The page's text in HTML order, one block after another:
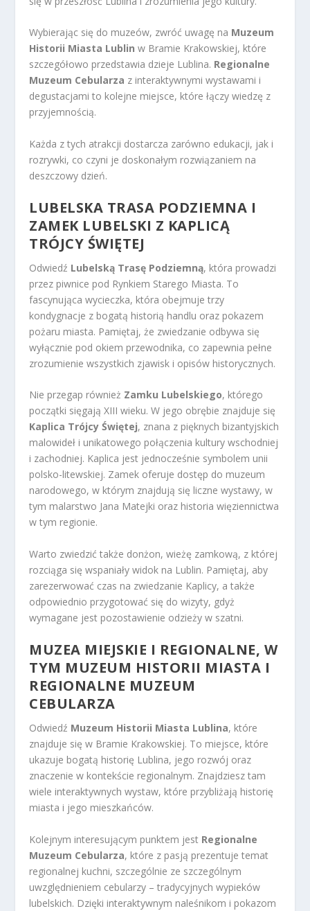
Wybierając się do muzeów, zwróć uwagę na Muzeum
Historii Miasta Lublin w Bramie Krakowskiej, które
szczegółowo przedstawia dzieje Lublina. Regionalne
Muzeum Cebularza z interaktywnymi wystawami i
degustacjami to kolejne miejsce, które łączy wiedzę z
przyjemnością.
Każda z tych atrakcji dostarcza zarówno edukacji, jak i
rozrywki, co czyni je doskonałym rozwiązaniem na
deszczowy dzień.
LUBELSKA TRASA PODZIEMNA I
ZAMEK LUBELSKI Z KAPLICĄ
TRÓJCY ŚWIĘTEJ
Odwiedź Lubelską Trasę Podziemną, która prowadzi
przez piwnice pod Rynkiem Starego Miasta. To
fascynująca wycieczka, która obejmuje trzy
kondygnacje z bogatą historią handlu oraz pokazem
pożaru miasta. Pamiętaj, że zwiedzanie odbywa się
wyłącznie pod okiem przewodnika, co zapewnia pełne
zrozumienie wszystkich zjawisk i opisów historycznych.
Nie przegap również Zamku Lubelskiego, którego
początki sięgają XIII wieku. W jego obrębie znajduje się
Kaplica Trójcy Świętej, znana z pięknych bizantyjskich
malowideł i unikatowego połączenia kultury wschodniej
i zachodniej. Kaplica jest jednocześnie symbolem unii
polsko-litewskiej. Zamek oferuje dostęp do muzeum
narodowego, w którym znajdują się liczne wystawy, w
tym malarstwo Jana Matejki oraz historia więziennictwa
w tym regionie.
Warto zwiedzić także donżon, wieżę zamkową, z której
rozciąga się wspaniały widok na Lublin. Pamiętaj, aby
zarezerwować czas na zwiedzanie Kaplicy, a także
odpowiednio przygotować się do wizyty, gdyż
wymagane jest pozostawienie odzieży w szatni.
MUZEA MIEJSKIE I REGIONALNE, W
TYM MUZEUM HISTORII MIASTA I
REGIONALNE MUZEUM
CEBULARZA
Odwiedź Muzeum Historii Miasta Lublina, które
znajduje się w Bramie Krakowskiej. To miejsce, które
ukazuje bogatą historię Lublina, jego rozwój oraz
znaczenie w kontekście regionalnym. Znajdziesz tam
wiele interaktywnych wystaw, które przybliżają historię
miasta i jego mieszkańców.
Kolejnym interesującym punktem jest Regionalne
Muzeum Cebularza, które z pasją prezentuje temat
regionalnej kuchni, szczególnie ze szczególnym
uwzględnieniem cebularzy – tradycyjnych wypieków
lubelskich. Dzięki interaktywnym naleśnikom i pokazom